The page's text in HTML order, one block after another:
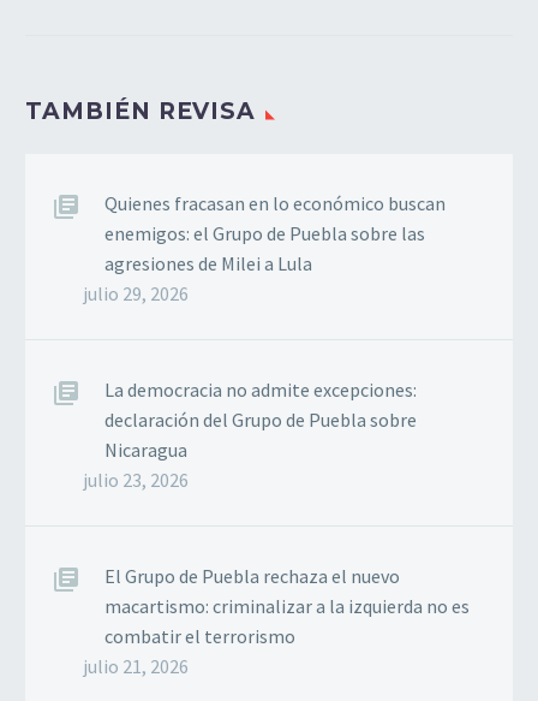
preocupación ante la
Plurinacional de Bolivia,
Luis Arce Catacora,
ocurrida este miércoles
TAMBIÉN REVISA
Quienes fracasan en lo económico buscan
enemigos: el Grupo de Puebla sobre las
agresiones de Milei a Lula
julio 29, 2026
La democracia no admite excepciones:
declaración del Grupo de Puebla sobre
Nicaragua
julio 23, 2026
El Grupo de Puebla rechaza el nuevo
macartismo: criminalizar a la izquierda no es
combatir el terrorismo
julio 21, 2026